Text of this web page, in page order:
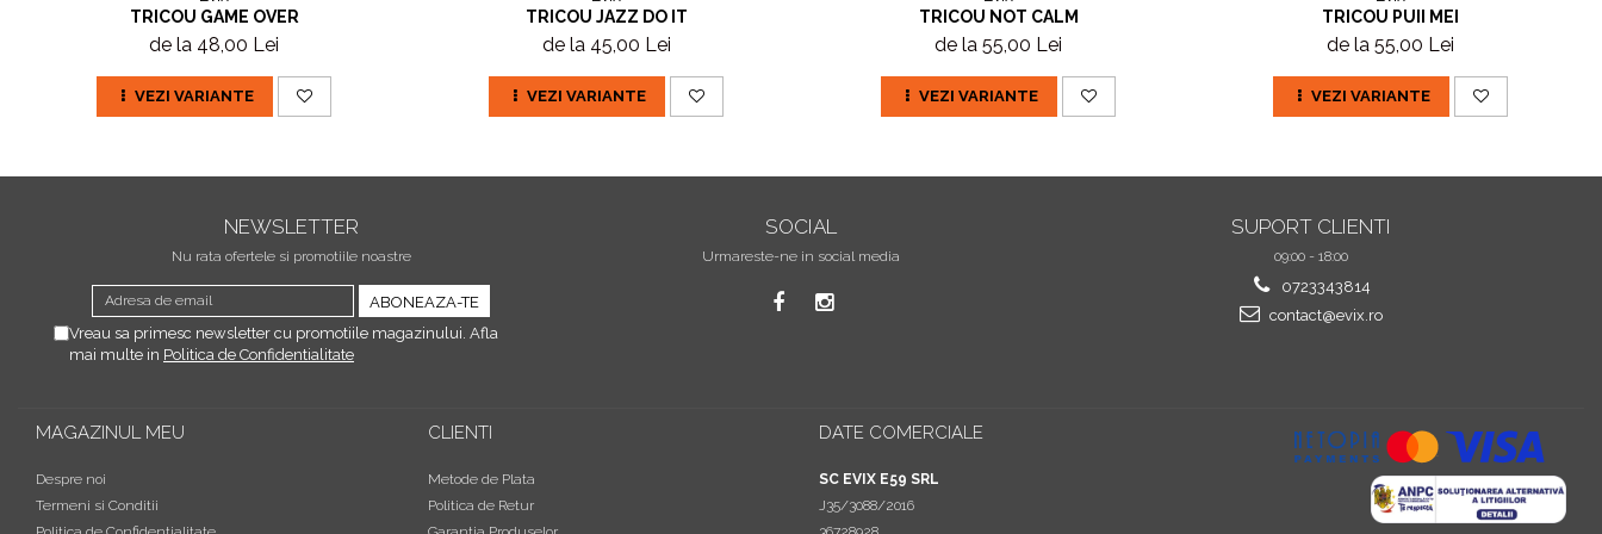
TRICOU GAME OVER
de la 48,00 Lei
VEZI VARIANTE
TRICOU JAZZ DO IT
de la 45,00 Lei
VEZI VARIANTE
TRICOU NOT CALM
de la 55,00 Lei
VEZI VARIANTE
TRICOU PUII MEI
de la 55,00 Lei
VEZI VARIANTE
NEWSLETTER
Nu rata ofertele si promotiile noastre
Vreau sa primesc newsletter cu promotiile magazinului. Afla
mai multe in Politica de Confidentialitate
SOCIAL
Urmareste-ne in social media
SUPORT CLIENTI
09:00 - 18:00
0723343814
contact@evix.ro
MAGAZINUL MEU
Despre noi
Termeni si Conditii
CLIENTI
Metode de Plata
Politica de Retur
DATE COMERCIALE
SC EVIX E59 SRL
J35/3088/2016